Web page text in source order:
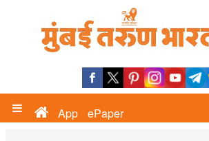
App ePaper